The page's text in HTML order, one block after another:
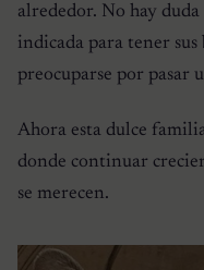
alrededor. No hay
indicada para tener
preocuparse por pasar
Ahora esta dulce
donde continuar
se merecen.